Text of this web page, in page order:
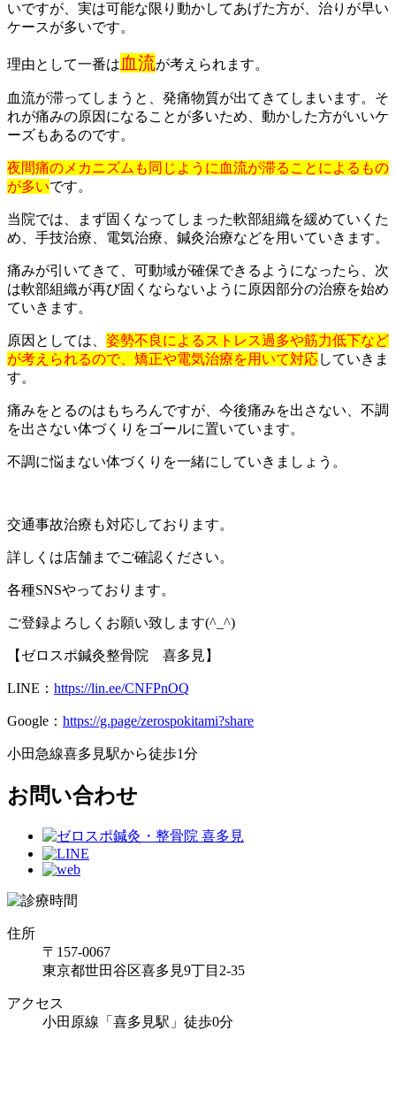
いですが、実は可能な限り動かしてあげた方が、治りが早い
ケースが多いです。
理由として一番は血流が考えられます。
血流が滞ってしまうと、発痛物質が出てきてしまいます。そ
れが痛みの原因になることが多いため、動かした方がいいケ
ーズもあるのです。
夜間痛のメカニズムも同じように血流が滞ることによるもの
が多いです。
当院では、まず固くなってしまった軟部組織を緩めていくた
め、手技治療、電気治療、鍼灸治療などを用いていきます。
痛みが引いてきて、可動域が確保できるようになったら、次
は軟部組織が再び固くならないように原因部分の治療を始め
ていきます。
原因としては、 姿勢不良によるストレス過多や筋力低下など
が考えられるので、矯正や電気治療を用いて対応していきま
す。
痛みをとるのはもちろんですが、今後痛みを出さない、不調
を出さない体づくりをゴールに置いています。
不調に悩まない体づくりを一緒にしていきましょう。
交通事故治療も対応しております。
詳しくは店舗までご確認ください。
各種SNSやっております。
ご登録よろしくお願い致します(^_^)
【ゼロスポ鍼灸整骨院 喜多見】
LINE ： https://lin.ee/CNFPnOQ
Google ： https://g.page/zerospokitami?share
小田急線喜多見駅から徒歩1分
お問い合わせ
住所
〒157-0067
東京都世田谷区喜多見9丁目2-35
アクセス
小田原線「喜多見駅」徒歩0分